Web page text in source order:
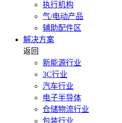
执行机构
气/电动产品
辅助配件区
解决方案
返回
新能源行业
3C行业
汽车行业
电子半导体
仓储物流行业
包装行业